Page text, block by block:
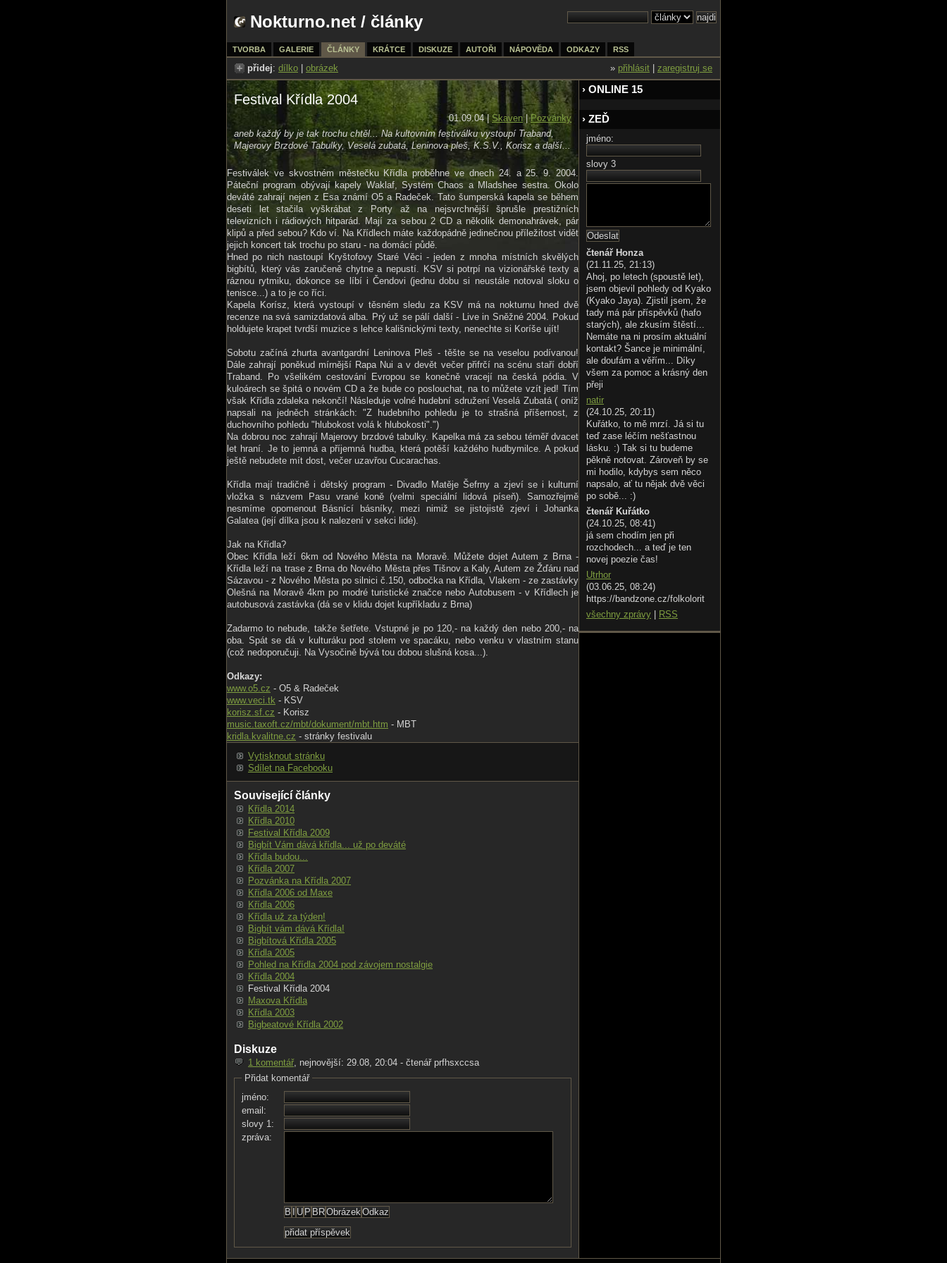
Nokturno.net / články
TVORBA GALERIE ČLÁNKY KRÁTCE DISKUZE AUTOŘI NÁPOVĚDA ODKAZY RSS
přidej: dílko obrázek » přihlásit zaregistruj se
Festival Křídla 2004
01.09.04 | Skaven|Pozvánky
aneb každý by je tak trochu chtěl... Na kultovním festiválku vystoupí Traband,
Majerovy Brzdové Tabulky, Veselá zubatá, Leninova pleš, K.S.V., Korisz a další...
Festiválek ve skvostném městečku Křídla proběhne ve dnech 24. a 25. 9. 2004.
Páteční program obývají kapely Waklaf, Systém Chaos a Mladshee sestra. Okolo
deváté zahrají nejen z Esa známí O5 a Radeček. Tato šumperská kapela se během
deseti let stačila vyškrábat z Porty až na nejsvrchnější šprušle prestižních
televizních i rádiových hitparád. Mají za sebou 2 CD a několik demonahrávek, pár
klipů a před sebou? Kdo ví. Na Křídlech máte každopádně jedinečnou příležitost vidět
jejich koncert tak trochu po staru - na domácí půdě.
Hned po nich nastoupí Kryštofovy Staré Věci - jeden z mnoha místních skvělých
bigbítů, který vás zaručeně chytne a nepustí. KSV si potrpí na vizionářské texty a
ráznou rytmiku, dokonce se líbí i Čendovi (jednu dobu si neustále notoval sloku o
tenisce...) a to je co říci.
Kapela Korísz, která vystoupí v těsném sledu za KSV má na nokturnu hned dvě
recenze na svá samizdatová alba. Prý už se pálí další - Live in Sněžné 2004. Pokud
holdujete krapet tvrdší muzice s lehce kališnickými texty, nenechte si Koríše ujít!
Sobotu začíná zhurta avantgardní Leninova Pleš - těšte se na veselou podívanou!
Dále zahrají poněkud mírnější Rapa Nui a v devět večer přifrčí na scénu staří dobří
Traband. Po všelikém cestování Evropou se konečně vracejí na česká pódia. V
kuloárech se špitá o novém CD a že bude co poslouchat, na to můžete vzít jed! Tím
však Křídla zdaleka nekončí! Následuje volné hudební sdružení Veselá Zubatá ( oníž
napsali na jedněch stránkách: "Z hudebního pohledu je to strašná příšernost, z
duchovního pohledu "hlubokost volá k hlubokosti".")
Na dobrou noc zahrají Majerovy brzdové tabulky. Kapelka má za sebou téměř dvacet
let hraní. Je to jemná a příjemná hudba, která potěší každého hudbymilce. A pokud
ještě nebudete mít dost, večer uzavřou Cucarachas.
Křídla mají tradičně i dětský program - Divadlo Matěje Šefrny a zjeví se i kulturní
vložka s názvem Pasu vrané koně (velmi speciální lidová píseň). Samozřejmě
nesmíme opomenout Básnící básníky, mezi nimiž se jistojistě zjeví i Johanka
Galatea (její dílka jsou k nalezení v sekci lidé).
Jak na Křídla?
Obec Křídla leží 6km od Nového Města na Moravě. Můžete dojet Autem z Brna -
Křídla leží na trase z Brna do Nového Města přes Tišnov a Kaly, Autem ze Žďáru nad
Sázavou - z Nového Města po silnici č.150, odbočka na Křídla, Vlakem - ze zastávky
Olešná na Moravě 4km po modré turistické značce nebo Autobusem - v Křídlech je
autobusová zastávka (dá se v klidu dojet kupříkladu z Brna)
Zadarmo to nebude, takže šetřete. Vstupné je po 120,- na každý den nebo 200,- na
oba. Spát se dá v kulturáku pod stolem ve spacáku, nebo venku v vlastním stanu
(což nedoporučuji. Na Vysočině bývá tou dobou slušná kosa...).
Odkazy:
www.o5.cz - O5 & Radeček
www.veci.tk - KSV
korisz.sf.cz - Korisz
music.taxoft.cz/mbt/dokument/mbt.htm - MBT
kridla.kvalitne.cz - stránky festivalu
Vytisknout stránku
Sdílet na Facebooku
Související články
Křídla 2014
Křídla 2010
Festival Křídla 2009
Bigbít Vám dává křídla... už po deváté
Křídla budou...
Křídla 2007
Pozvánka na Křídla 2007
Křídla 2006 od Maxe
Křídla 2006
Křídla už za týden!
Bigbít vám dává Křídla!
Bigbítová Křídla 2005
Křídla 2005
Pohled na Křídla 2004 pod závojem nostalgie
Křídla 2004
Festival Křídla 2004
Maxova Křídla
Křídla 2003
Bigbeatové Křídla 2002
Diskuze
1 komentář, nejnovější: 29.08, 20:04 - čtenář prfhsxccsa
Přidat komentář
jméno:
email:
slovy 1:
zpráva:
› ONLINE 15
› ZEĎ
jméno:
slovy 3
čtenář Honza
(21.11.25, 21:13)
Ahoj, po letech (spoustě let),
jsem objevil pohledy od Kyako
(Kyako Jaya). Zjistil jsem, že
tady má pár příspěvků (hafo
starých), ale zkusím štěstí...
Nemáte na ni prosím aktuální
kontakt? Šance je minimální,
ale doufám a věřím... Díky
všem za pomoc a krásný den
přeji
natir
(24.10.25, 20:11)
Kuřátko, to mě mrzí. Já si tu
teď zase léčím nešťastnou
lásku. :) Tak si tu budeme
pěkně notovat. Zároveň by se
mi hodilo, kdybys sem něco
napsalo, ať tu nějak dvě věci
po sobě... :)
čtenář Kuřátko
(24.10.25, 08:41)
já sem chodím jen při
rozchodech... a teď je ten
novej poezie čas!
Utrhor
(03.06.25, 08:24)
https://bandzone.cz/folkolorit
všechny zprávy
RSS